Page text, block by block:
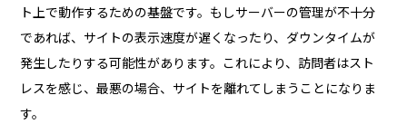
ト上で動作するための基盤です。もしサーバーの管理が不十分
であれば、サイトの表示速度が遅くなったり、ダウンタイムが
発生したりする可能性があります。これにより、訪問者はスト
レスを感じ、最悪の場合、サイトを離れてしまうことになりま
す。